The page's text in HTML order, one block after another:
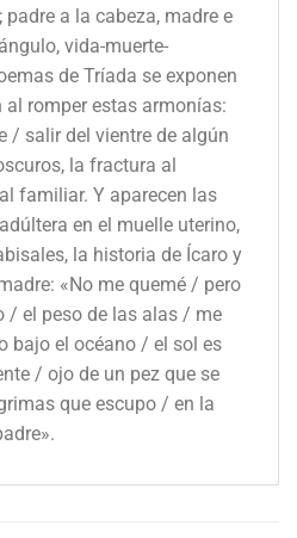
a la cabeza, madre e
vida-muerte-
de Tríada se exponen
al romper estas armonías:
/ salir del vientre de algún
la fractura al
familiar. Y aparecen las
en el muelle uterino,
la historia de Ícaro y
«No me quemé / pero
/ el peso de las alas / me
bajo el océano / el sol es
/ ojo de un pez que se
que escupo / en la